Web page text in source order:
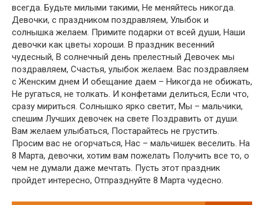
всегда. Будьте милыми такими, Не меняйтесь никогда.
Девочки, с праздником поздравляем, Улыбок и
солнышка желаем. Примите подарки от всей души, Наши
девочки как цветы хороши. В праздник весенний
чудесный, В солнечный день прелестный Девочек мы
поздравляем, Счастья, улыбок желаем. Вас поздравляем
с Женским днем И обещание даем – Никогда не обижать,
Не ругаться, не толкать. И конфетами делиться, Если что,
сразу мириться. Солнышко ярко светит, Мы – мальчики,
спешим Лучших девочек на свете Поздравить от души.
Вам желаем улыбаться, Постарайтесь не грустить.
Просим вас не огорчаться, Нас – мальчишек веселить. На
8 Марта, девочки, хотим вам пожелать Получить все то, о
чем не думали даже мечтать. Пусть этот праздник
пройдет интересно, Отпразднуйте 8 Марта чудесно.